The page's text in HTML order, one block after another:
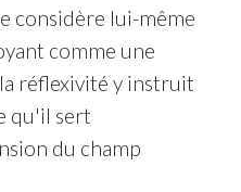
considère lui-même
comme une
réflexivité y instruit
qu'il sert
du champ